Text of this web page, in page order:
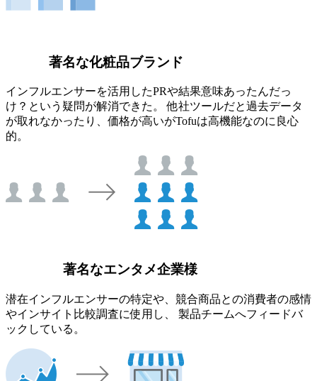
著名な化粧品ブランド
インフルエンサーを活用したPRや結果意味あったんだっ
け？という疑問が解消できた。 他社ツールだと過去データ
が取れなかったり、価格が高いがTofuは高機能なのに良心
的。
著名なエンタメ企業様
潜在インフルエンサーの特定や、競合商品との消費者の感情
やインサイト比較調査に使用し、 製品チームへフィードバ
ックしている。